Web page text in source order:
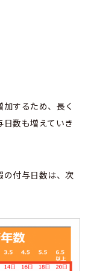
するため、長く
数も増えていき
の付与日数は、次